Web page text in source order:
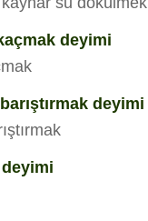
deyimi
deyimi